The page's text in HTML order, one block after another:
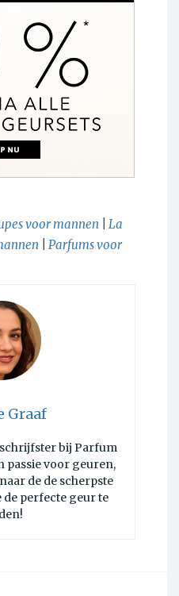
voor mannen
La
Parfums voor
Graaf
bij Parfum
passie voor geuren,
de de scherpste
de perfecte geur te